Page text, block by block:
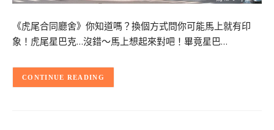
《虎尾合同廳舍》你知道嗎？換個方式問你可能馬上就有印
象！虎尾星巴克…沒錯～馬上想起來對吧！畢竟星巴…
CONTINUE READING